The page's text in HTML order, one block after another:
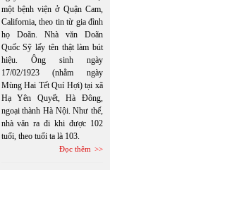
một bệnh viện ở Quận Cam,
California, theo tin từ gia đình
họ Doãn. Nhà văn Doãn
Quốc Sỹ lấy tên thật làm bút
hiệu. Ông sinh ngày
17/02/1923 (nhằm ngày
Mùng Hai Tết Quí Hợi) tại xã
Hạ Yên Quyết, Hà Đông,
ngoại thành Hà Nội. Như thế,
nhà văn ra đi khi được 102
tuổi, theo tuổi ta là 103.
Đọc thêm